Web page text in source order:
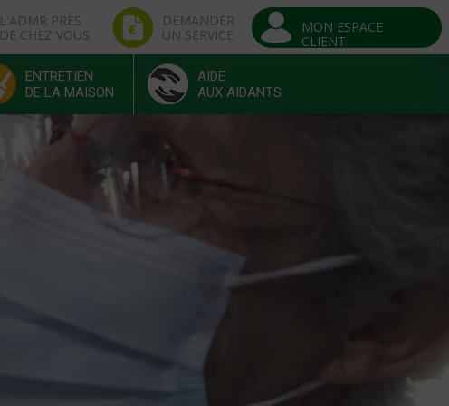
L'ADMR PRÈS
DE CHEZ VOUS
DEMANDER
UN SERVICE
MON ESPACE
CLIENT
ENTRETIEN
DE LA MAISON
AIDE
AUX AIDANTS